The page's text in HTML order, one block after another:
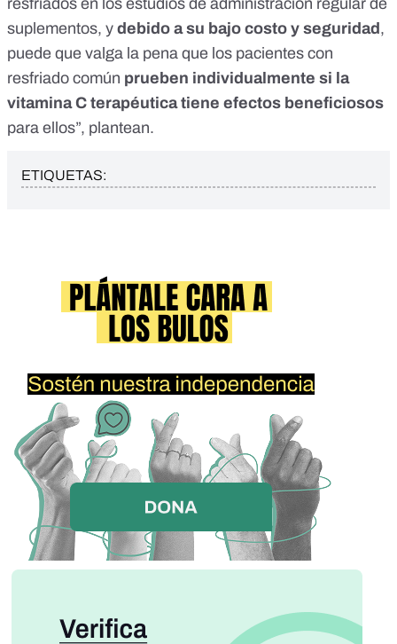
suplementos, y debido a su bajo costo y seguridad,
puede que valga la pena que los pacientes con
resfriado común prueben individualmente si la
vitamina C terapéutica tiene efectos beneficiosos
para ellos”, plantean.
ETIQUETAS: